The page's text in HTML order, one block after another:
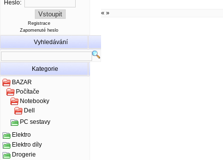
Heslo:
Registrace
Zapomenuté heslo
Vyhledávání
Kategorie
BAZAR
Počítače
Notebooky
Dell
PC sestavy
Elektro
Elektro díly
Drogerie
« »